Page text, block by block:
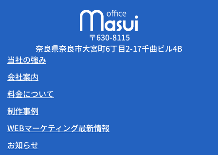
〒630-8115
奈良県奈良市大宮町6丁目2-17千曲ビル4B
当社の強み
会社案内
料金について
制作事例
WEBマーケティング最新情報
お知らせ